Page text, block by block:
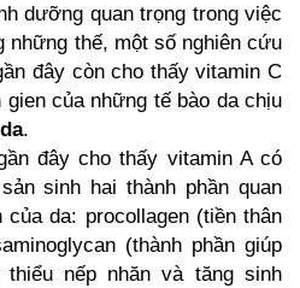
dưỡng quan trọng trong việc
những thế, một số nghiên cứu
đây còn cho thấy vitamin C
của những tế bào da chịu
.
đây cho thấy vitamin A có
sinh hai thành phần quan
da: procollagen (tiền thân
(thành phần giúp
nếp nhăn và tăng sinh